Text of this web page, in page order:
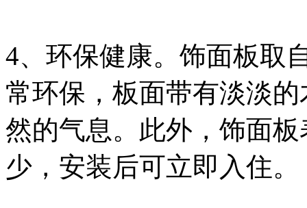
4、环保健康。饰面板取
常环保，板面带有淡淡
然的气息。此外，饰面
少，安装后可立即入住。